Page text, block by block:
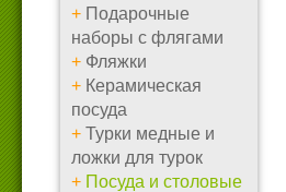
+ Подарочные
наборы с флягами
+ Фляжки
+ Керамическая
посуда
+ Турки медные и
ложки для турок
+ Посуда и столовые